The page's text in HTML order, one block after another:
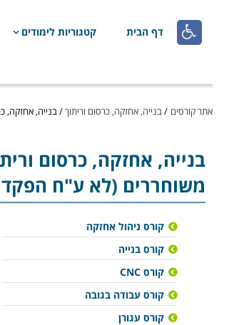
 דף הבית קטגוריות לימודים
אתר קורסים /בנייה, אחזקה, כרסום וריתוך/בנייה, אחזקה,
בנייה, אחזקה, כרסום
משוחררים (לא ע"ח
קורס ניהול אחזקה
קורס בנייה
קורס CNC
קורס עבודה בגובה
קורס עגורן